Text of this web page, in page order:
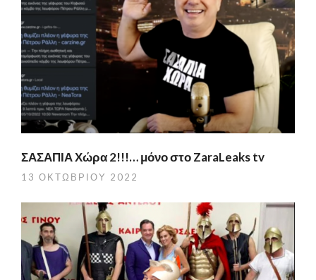
ΣΑΣΑΠΙΑ Χώρα 2!!!… μόνο στο ZaraLeaks tv
13 ΟΚΤΩΒΡΊΟΥ 2022